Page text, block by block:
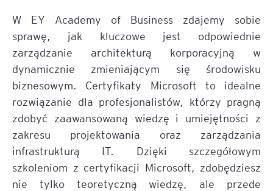
W EY Academy of Business zdajemy sobie
sprawę, jak kluczowe jest odpowiednie
zarządzanie architekturą korporacyjną w
dynamicznie zmieniającym się środowisku
biznesowym. Certyfikaty Microsoft to idealne
rozwiązanie dla profesjonalistów, którzy pragną
zdobyć zaawansowaną wiedzę i umiejętności z
zakresu projektowania oraz zarządzania
infrastrukturą IT. Dzięki szczegółowym
szkoleniom z certyfikacji Microsoft, zdobędziesz
nie tylko teoretyczną wiedzę, ale przede